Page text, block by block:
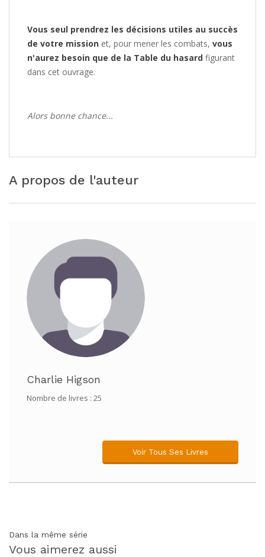
Vous seul prendrez les décisions utiles au succès
de votre mission et, pour mener les combats, vous
n'aurez besoin que de la Table du hasard figurant
dans cet ouvrage.
Alors bonne chance...
A propos de l'auteur
Charlie Higson
Nombre de livres : 25
Voir Tous Ses Livres
Dans la même série
Vous aimerez aussi